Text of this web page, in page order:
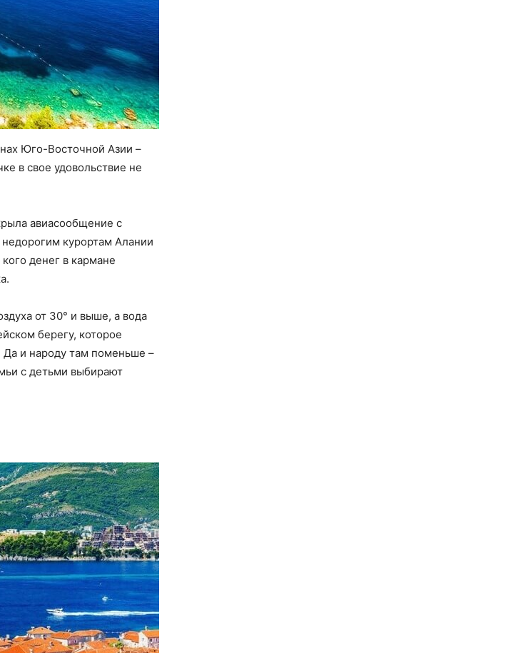
Юго-Восточной Азии –
в свое удовольствие не
авиасообщение с
курортам Алании
денег в кармане
от 30° и выше, а вода
берегу, которое
Да и народу там поменьше –
с детьми выбирают